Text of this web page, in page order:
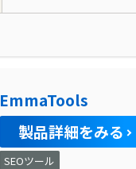
EmmaTools
製品詳細をみる
SEOツール